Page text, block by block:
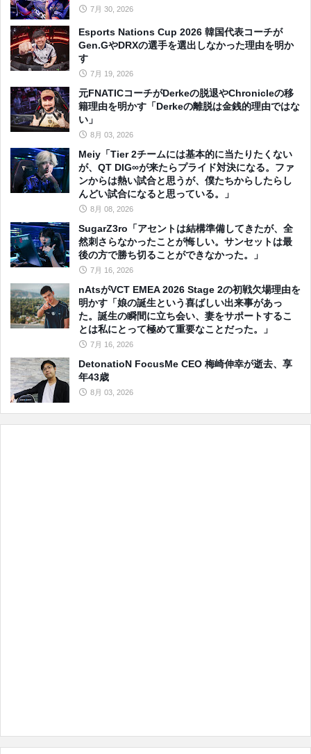
7月 30, 2026
Esports Nations Cup 2026 韓国代表コーチが
Gen.GやDRXの選手を選出しなかった理由を明か
す
7月 19, 2026
元FNATICコーチがDerkeの脱退やChronicleの移
籍理由を明かす「Derkeの離脱は金銭的理由ではな
い」
8月 03, 2026
Meiy「Tier 2チームには基本的に当たりたくない
が、QT DIG∞が来たらプライド対決になる。ファ
ンからは熱い試合と思うが、僕たちからしたらし
んどい試合になると思っている。」
8月 08, 2026
SugarZ3ro「アセントは結構準備してきたが、全
然刺さらなかったことが悔しい。サンセットは最
後の方で勝ち切ることができなかった。」
7月 16, 2026
nAtsがVCT EMEA 2026 Stage 2の初戦欠場理由を
明かす「娘の誕生という喜ばしい出来事があっ
た。誕生の瞬間に立ち会い、妻をサポートするこ
とは私にとって極めて重要なことだった。」
7月 16, 2026
DetonatioN FocusMe CEO 梅崎伸幸が逝去、享
年43歳
8月 03, 2026